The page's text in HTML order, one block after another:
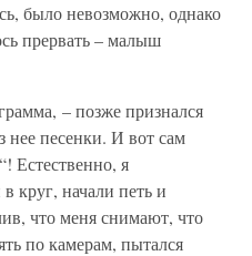
было невозможно, однако
прервать – малыш
– позже признался
нее песенки. И вот сам
Естественно, я
круг, начали петь и
что меня снимают, что
по камерам, пытался